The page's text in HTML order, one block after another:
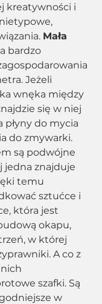
kreatywności i
Mała
bardzo
Jeżeli
wnęka między
się w niej
płyny do mycia
do zmywarki.
są podwójne
jedna znajduje
temu
sztućce i
która jest
okapu,
w której
A co z
szafki. Są
w